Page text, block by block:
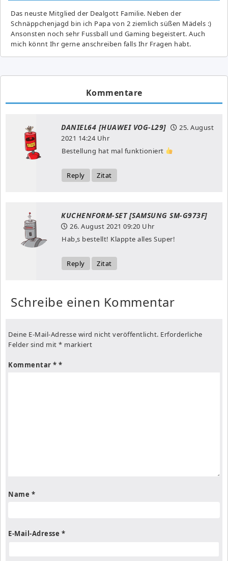
Das neuste Mitglied der Dealgott Familie. Neben der
Schnäppchenjagd bin ich Papa von 2 ziemlich süßen Mädels :)
Ansonsten noch sehr Fussball und Gaming begeistert. Auch
mich könnt Ihr gerne anschreiben falls Ihr Fragen habt.
Kommentare
DANIEL64 [HUAWEI VOG-L29]
25. August
2021 14:24 Uhr
Bestellung hat mal funktioniert
Reply Zitat
KUCHENFORM-SET [SAMSUNG SM-G973F]
26. August 2021 09:20 Uhr
Hab,s bestellt! Klappte alles Super!
Reply Zitat
Schreibe einen Kommentar
Deine E-Mail-Adresse wird nicht veröffentlicht. Erforderliche
Felder sind mit * markiert
Kommentar *
Name *
E-Mail-Adresse *